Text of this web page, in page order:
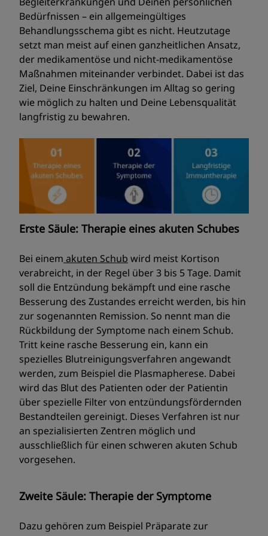
Bedürfnissen – ein allgemeingültiges
Behandlungsschema gibt es nicht. Heutzutage
setzt man meist auf einen ganzheitlichen Ansatz,
der medikamentöse und nicht-medikamentöse
Maßnahmen miteinander verbindet. Dabei ist das
Ziel, Deine Einschränkungen im Alltag so gering
wie möglich zu halten und Deine Lebensqualität
langfristig zu bewahren.
Erste Säule: Therapie eines akuten Schubes
Bei einem akuten Schub wird meist Kortison
verabreicht, in der Regel über 3 bis 5 Tage. Damit
soll die Entzündung bekämpft und eine rasche
Besserung des Zustandes erreicht werden, bis hin
zur sogenannten Remission. So nennt man die
Rückbildung der Symptome nach einem Schub.
Tritt keine rasche Besserung ein, kann ein
spezielles Blutreinigungsverfahren angewandt
werden, zum Beispiel die Plasmapherese. Dabei
wird das Blut des Patienten oder der Patientin
über spezielle Filter von entzündungsfördernden
Bestandteilen gereinigt. Dieses Verfahren ist nur
an spezialisierten Zentren möglich und
ausschließlich für einen schweren akuten Schub
vorgesehen.
Zweite Säule: Therapie der Symptome
Dazu gehören zum Beispiel Präparate zur